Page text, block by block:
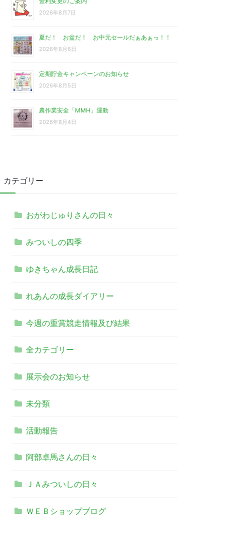
2026年8月7日
夏だ！ お盆だ！ お中元セールだぁあぁっ！！
2026年8月6日
定期貯金キャンペーンのお知らせ
2026年8月5日
農作業安全「MMH」運動
2026年8月4日
カテゴリー
おがわじゅりさんの日々
みついしの四季
ゆきちゃん成長日記
れあんの成長ダイアリー
今週の重賞競走情報及び結果
全カテゴリー
展示会のお知らせ
未分類
活動報告
阿部卓馬さんの日々
ＪＡみついしの日々
ＷＥＢショップブログ